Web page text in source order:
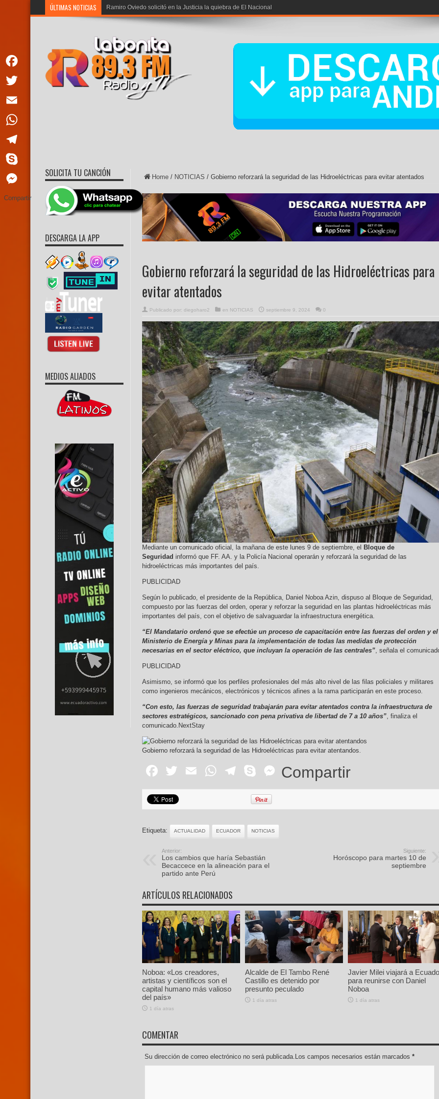
ÚLTIMAS NOTICIAS Noboa: «Los
Home / NOTICIAS / Gobierno reforzará la seguridad de las Hidroeléctricas para evitar atentados
Gobierno reforzará la seguridad de las Hidroeléctricas para
evitar atentados
Publicado por: diegoharo2 en NOTICIAS septiembre 9, 2024 0
Mediante un comunicado oficial, la mañana de este lunes 9 de septiembre, el Bloque de
Seguridad informó que FF. AA. y la Policía Nacional operarán y reforzará la seguridad de las
hidroeléctricas más importantes del país.
PUBLICIDAD
Según lo publicado, el presidente de la República, Daniel Noboa Azin, dispuso al Bloque de Seguridad,
compuesto por las fuerzas del orden, operar y reforzar la seguridad en las plantas hidroeléctricas más
importantes del país, con el objetivo de salvaguardar la infraestructura energética.
“El Mandatario ordenó que se efectúe un proceso de capacitación entre las fuerzas del orden y el
Ministerio de Energía y Minas para la implementación de todas las medidas de protección
necesarias en el sector eléctrico, que incluyan la operación de las centrales”, señala el
PUBLICIDAD
Asimismo, se informó que los perfiles profesionales del más alto nivel de las filas policiales y militares
como ingenieros mecánicos, electrónicos y técnicos afines a la rama participarán en este proceso.
“Con esto, las fuerzas de seguridad trabajarán para evitar atentados contra la infraestructura de
sectores estratégicos, sancionado con pena privativa de libertad de 7 a 10 años”, finaliza el
comunicado.NextStay
Gobierno reforzará la seguridad de las Hidroeléctricas para evitar atentandos.
Facebook
Twitter
EmailWhatsApp
Telegram
SkypeMessenger
Compartir
Etiqueta: ACTUALIDAD ECUADOR NOTICIAS
Anterior:
⁠Los cambios que haría Sebastián
Becaccece en la alineación para el
partido ante Perú
Siguiente:
Horóscopo para martes 10 de
septiembre
ARTÍCULOS RELACIONADOS
Noboa: «Los creadores,
artistas y científicos son el
capital humano más valioso
del país»
1 día atras
Alcalde de El Tambo René
Castillo es detenido por
presunto peculado
1 día atras
Javier Milei viajará a
para reunirse con Daniel
Noboa
1 día atras
COMENTAR
Su dirección de correo electrónico no será publicada.Los campos necesarios están marcados *
SOLICITA TU CANCIÓN
DESCARGA LA APP
MEDIOS ALIADOS
Facebook
Twitter
Email
WhatsApp
Telegram
Skype
Messenger
Compartir